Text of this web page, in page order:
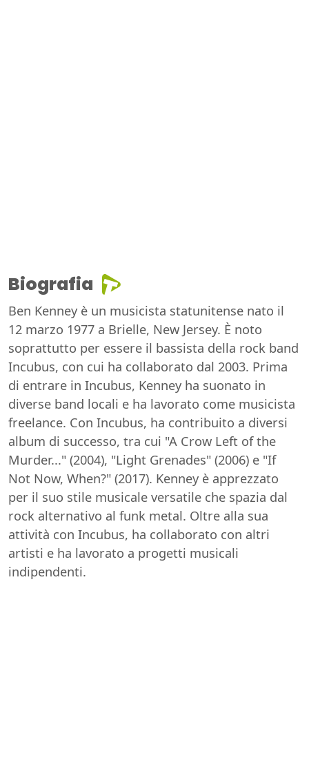
Biografia
Ben Kenney è un musicista statunitense nato il
12 marzo 1977 a Brielle, New Jersey. È noto
soprattutto per essere il bassista della rock band
Incubus, con cui ha collaborato dal 2003. Prima
di entrare in Incubus, Kenney ha suonato in
diverse band locali e ha lavorato come musicista
freelance. Con Incubus, ha contribuito a diversi
album di successo, tra cui "A Crow Left of the
Murder..." (2004), "Light Grenades" (2006) e "If
Not Now, When?" (2017). Kenney è apprezzato
per il suo stile musicale versatile che spazia dal
rock alternativo al funk metal. Oltre alla sua
attività con Incubus, ha collaborato con altri
artisti e ha lavorato a progetti musicali
indipendenti.